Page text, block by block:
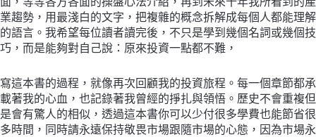
業趨勢，用最淺白的文字，把複雜的概念拆解成每個人都能理解
的語言。我希望每位讀者讀完後，不只是學到幾個名詞或幾個技
巧，而是能夠對自己說：原來投資一點都不難，
寫這本書的過程，就像再次回顧我的投資旅程。每一個章節都承
載著我的心血，也記錄著我曾經的掙扎與領悟。歷史不會重複但
是會有驚人的相似，透過這本書你可以少付很多學費也能節省很
多時間，同時請永遠保持敬畏市場跟隨市場的心態，因為市場永